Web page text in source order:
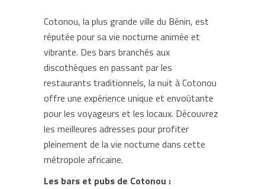
Cotonou, la plus grande ville du Bénin, est
réputée pour sa vie nocturne animée et
vibrante. Des bars branchés aux
discothèques en passant par les
restaurants traditionnels, la nuit à Cotonou
offre une expérience unique et envoûtante
pour les voyageurs et les locaux. Découvrez
les meilleures adresses pour profiter
pleinement de la vie nocturne dans cette
métropole africaine.
Les bars et pubs de Cotonou :